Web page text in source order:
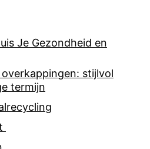
Je Gezondheid en
stijlvol
termijn